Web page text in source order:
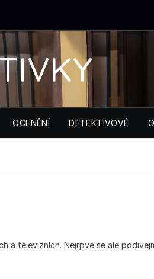
OCENĚNÍ DETEKTIVOVÉ
a televizních. Nejrpve se ale